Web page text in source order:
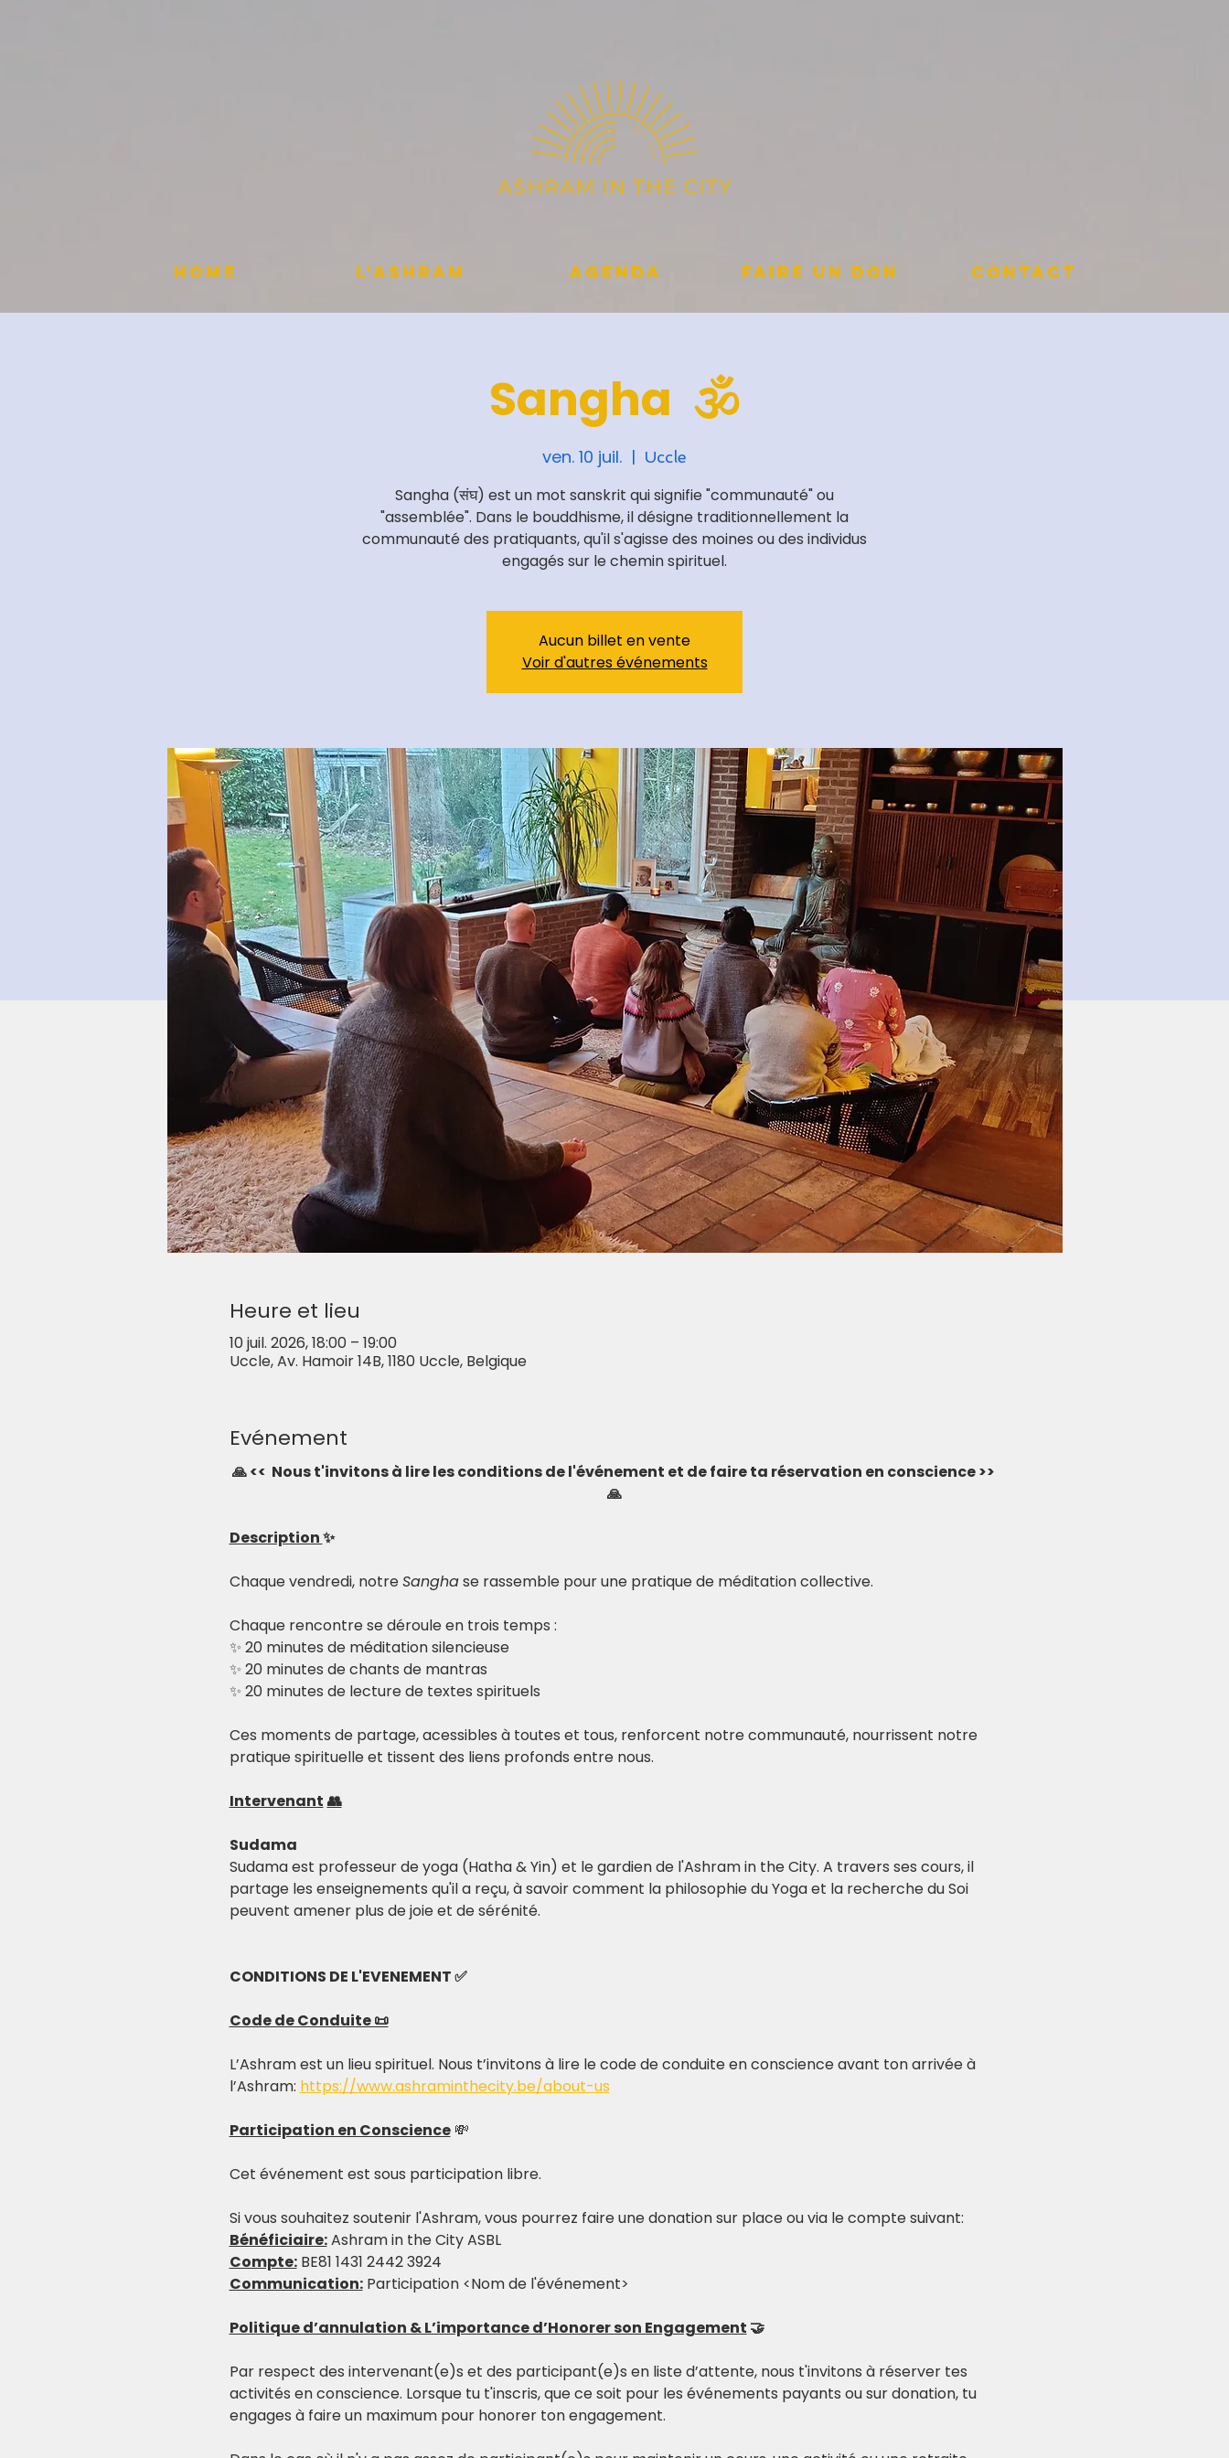
HOME L'Ashram Agenda Faire un don Contact
Sangha 🕉
ven. 10 juil.
  |
Uccle
Sangha (संघ) est un mot sanskrit qui signifie "communauté" ou
"assemblée". Dans le bouddhisme, il désigne traditionnellement la
communauté des pratiquants, qu'il s'agisse des moines ou des individus
engagés sur le chemin spirituel.
Aucun billet en vente
Voir d'autres événements
Heure et lieu
10 juil. 2026, 18:00 – 19:00
Uccle, Av. Hamoir 14B, 1180 Uccle, Belgique
Evénement
🙏 <<  Nous t'invitons à lire les conditions de l'événement et de faire ta réservation en conscience >>
🙏
Description ✨
Chaque vendredi, notre Sangha se rassemble pour une pratique de méditation collective.
Chaque rencontre se déroule en trois temps :
✨ 20 minutes de méditation silencieuse
✨ 20 minutes de chants de mantras
✨ 20 minutes de lecture de textes spirituels
Ces moments de partage, acessibles à toutes et tous, renforcent notre communauté, nourrissent notre
pratique spirituelle et tissent des liens profonds entre nous.
Intervenant 👥
Sudama
Sudama est professeur de yoga (Hatha & Yin) et le gardien de l'Ashram in the City. A travers ses cours, il
partage les enseignements qu'il a reçu, à savoir comment la philosophie du Yoga et la recherche du Soi
peuvent amener plus de joie et de sérénité.
CONDITIONS DE L'EVENEMENT ✅
Code de Conduite 📜
L’Ashram est un lieu spirituel. Nous t’invitons à lire le code de conduite en conscience avant ton arrivée à
l’Ashram: https://www.ashraminthecity.be/about-us
Participation en Conscience 💸
Cet événement est sous participation libre.
Si vous souhaitez soutenir l'Ashram, vous pourrez faire une donation sur place ou via le compte suivant:
Bénéficiaire: Ashram in the City ASBL
Compte: BE81 1431 2442 3924
Communication: Participation <Nom de l'événement>
Politique d’annulation & L’importance d’Honorer son Engagement 🤝
Par respect des intervenant(e)s et des participant(e)s en liste d’attente, nous t'invitons à réserver tes
activités en conscience. Lorsque tu t'inscris, que ce soit pour les événements payants ou sur donation, tu
engages à faire un maximum pour honorer ton engagement.